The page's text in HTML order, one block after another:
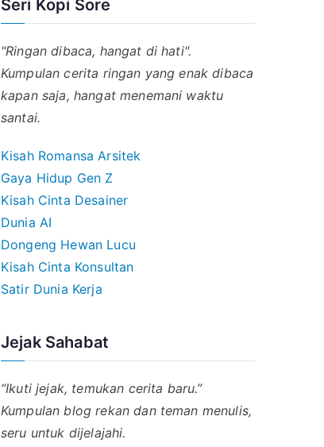
Seri Kopi Sore
"Ringan dibaca, hangat di hati".
Kumpulan cerita ringan yang enak dibaca
kapan saja, hangat menemani waktu
santai.
Kisah Romansa Arsitek
Gaya Hidup Gen Z
Kisah Cinta Desainer
Dunia AI
Dongeng Hewan Lucu
Kisah Cinta Konsultan
Satir Dunia Kerja
Jejak Sahabat
“Ikuti jejak, temukan cerita baru.”
Kumpulan blog rekan dan teman menulis,
seru untuk dijelajahi.